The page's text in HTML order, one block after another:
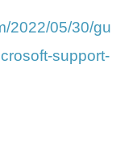
2022/05/30/gu
support-